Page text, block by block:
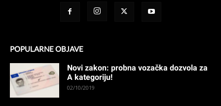
POPULARNE OBJAVE
Novi zakon: probna vozačka dozvola za
A kategoriju!
02/10/2019